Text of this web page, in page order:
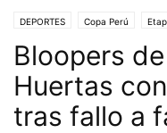
DEPORTES Copa Perú
Bloopers
Huertas
tras fallo a